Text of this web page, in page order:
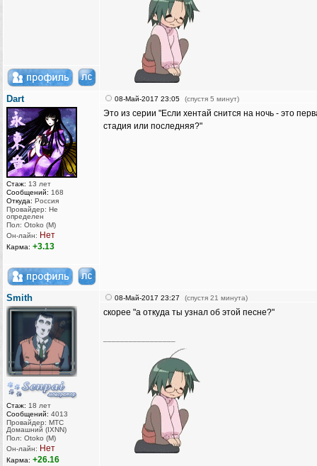
Dart
Стаж: 13 лет
Сообщений: 168
Откуда: Россия
Провайдер: Не
определен
Пол: Otoko (M)
Он-лайн: Нет
Карма: +3.13
08-Май-2017 23:05 (спустя 5 минут)
Это из серии "Если хентай снится на ночь - это
стадия или последняя?"
Smith
Стаж: 18 лет
Сообщений: 4013
Провайдер: МТС
Домашний (IXNN)
Пол: Otoko (M)
Он-лайн: Нет
Карма: +26.16
08-Май-2017 23:27 (спустя 21 минута)
скорее "а откуда ты узнал об этой песне?"